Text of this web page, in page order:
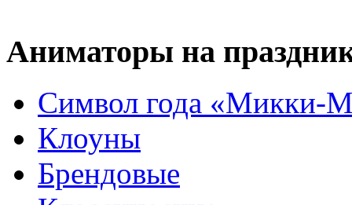
Аниматоры на
Символ года «Микки-
Клоуны
Брендовые